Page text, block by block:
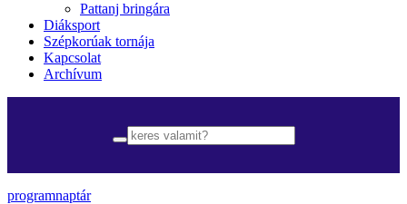
Pattanj bringára
Diáksport
Szépkorúak tornája
Kapcsolat
Archívum
programnaptár